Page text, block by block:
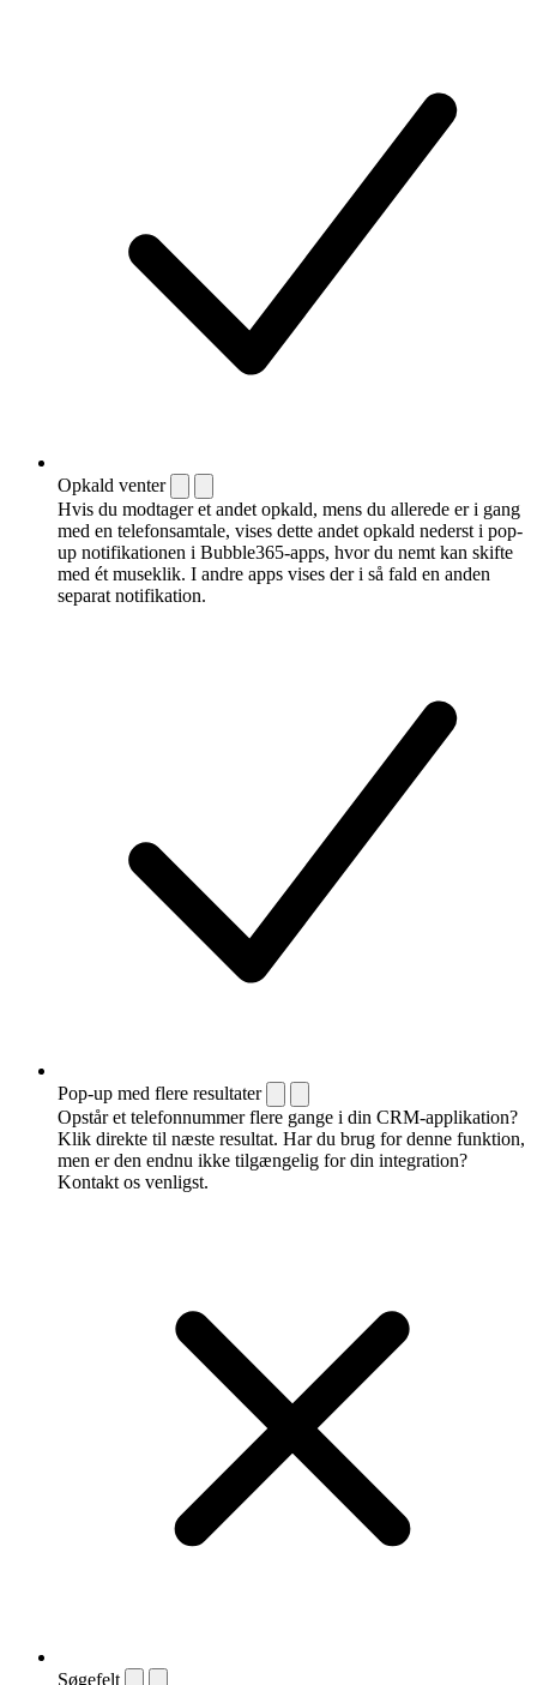
Opkald venter
Hvis du modtager et andet opkald, mens du allerede er i gang
med en telefonsamtale, vises dette andet opkald nederst i pop-
up notifikationen i Bubble365-apps, hvor du nemt kan skifte
med ét museklik. I andre apps vises der i så fald en anden
separat notifikation.
Pop-up med flere resultater
Opstår et telefonnummer flere gange i din CRM-applikation?
Klik direkte til næste resultat. Har du brug for denne funktion,
men er den endnu ikke tilgængelig for din integration?
Kontakt os venligst.
Søgefelt